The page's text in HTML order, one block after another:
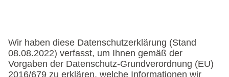
Wir haben diese Datenschutzerklärung (Stand
08.08.2022) verfasst, um Ihnen gemäß der
Vorgaben der Datenschutz-Grundverordnung (EU)
2016/679 zu erklären, welche Informationen wir